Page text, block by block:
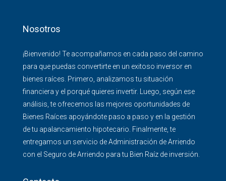
Nosotros
¡Bienvenido! Te acompañamos en cada paso del camino
para que puedas convertirte en un exitoso inversor en
bienes raíces. Primero, analizamos tu situación
financiera y el porqué quieres invertir. Luego, según ese
análisis, te ofrecemos las mejores oportunidades de
Bienes Raíces apoyándote paso a paso y en la gestión
de tu apalancamiento hipotecario. Finalmente, te
entregamos un servicio de Administración de Arriendo
con el Seguro de Arriendo para tu Bien Raíz de inversión.